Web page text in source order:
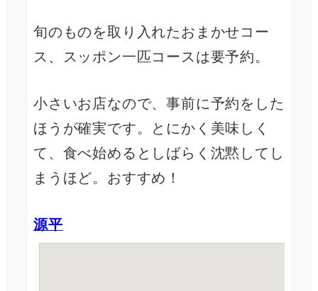
旬のものを取り入れたおまかせコー
ス、スッポン一匹コースは要予約。
小さいお店なので、事前に予約をした
ほうが確実です。とにかく美味しく
て、食べ始めるとしばらく沈黙してし
まうほど。おすすめ！
源平